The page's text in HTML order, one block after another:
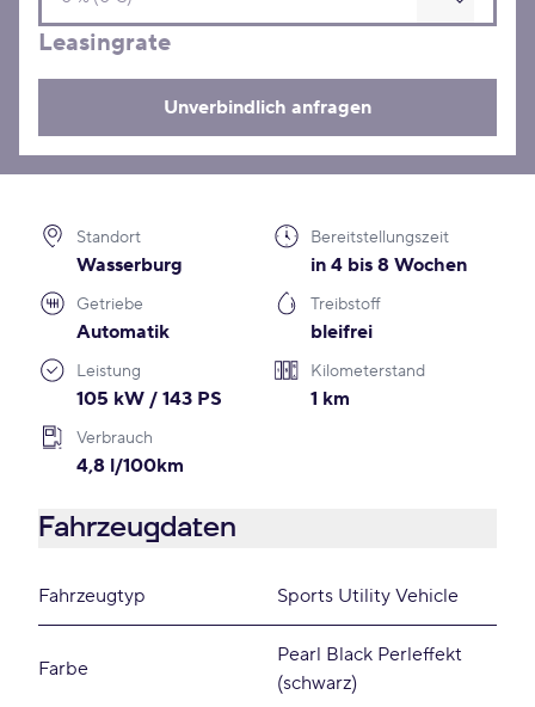
Leasingrate
Unverbindlich anfragen
Standort
Wasserburg
Bereitstellungszeit
in 4 bis 8 Wochen
Getriebe
Automatik
Treibstoff
bleifrei
Leistung
105 kW / 143 PS
Kilometerstand
1 km
Verbrauch
4,8 l/100km
Fahrzeugdaten
Fahrzeugtyp Sports Utility Vehicle
Farbe
Pearl Black Perleffekt
(schwarz)